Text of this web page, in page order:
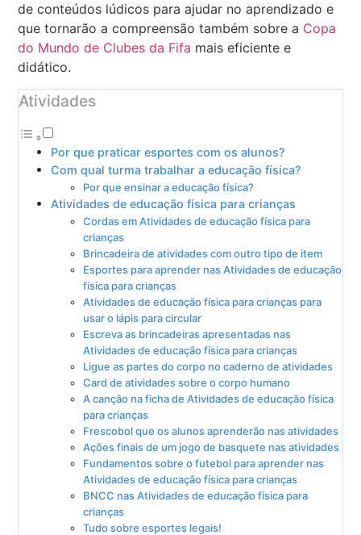
de conteúdos lúdicos para ajudar no aprendizado e
que tornarão a compreensão também sobre a Copa
do Mundo de Clubes da Fifa mais eficiente e
didático.
Atividades
Por que praticar esportes com os alunos?
Com qual turma trabalhar a educação física?
Por que ensinar a educação física?
Atividades de educação física para crianças
Cordas em Atividades de educação física para
crianças
Brincadeira de atividades com outro tipo de item
Esportes para aprender nas Atividades de educação
física para crianças
Atividades de educação física para crianças para
usar o lápis para circular
Escreva as brincadeiras apresentadas nas
Atividades de educação física para crianças
Ligue as partes do corpo no caderno de atividades
Card de atividades sobre o corpo humano
A canção na ficha de Atividades de educação física
para crianças
Frescobol que os alunos aprenderão nas atividades
Ações finais de um jogo de basquete nas atividades
Fundamentos sobre o futebol para aprender nas
Atividades de educação física para crianças
BNCC nas Atividades de educação física para
crianças
Tudo sobre esportes legais!